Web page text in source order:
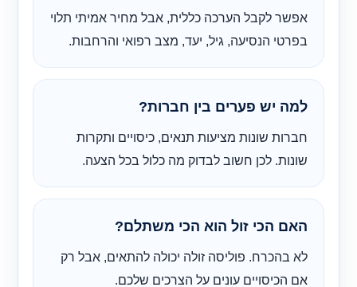
אפשר לקבל הערכה כללית, אבל מחיר אמיתי תלוי
בפרטי הנסיעה, גיל, יעד, מצב רפואי והרחבות.
למה יש פערים בין חברות?
חברות שונות מציעות תנאים, כיסויים ותקרות
שונות. לכן חשוב לבדוק מה כלול בכל הצעה.
האם הכי זול הוא הכי משתלם?
לא בהכרח. פוליסה זולה יכולה להתאים, אבל רק
אם הכיסויים עונים על הצרכים שלכם.